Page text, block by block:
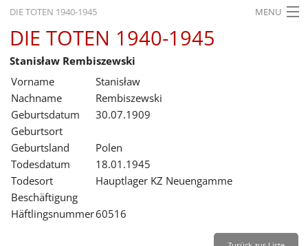
DIE TOTEN 1940-1945 MENU
STARTSEITE
AKTUELLES
AUSSTELLUNGEN
GESCHICHTE
BILDUNG
FORSCHUNG
SERVICE
Leichte Sprache
DIE TOTEN 1940-1945
Stanisław Rembiszewski
Vorname
Stanisław
Nachname
Rembiszewski
Geburtsdatum
30.07.1909
Geburtsort
Geburtsland
Polen
Todesdatum
18.01.1945
Todesort
Hauptlager KZ Neuengamme
Beschäftigung
Häftlingsnummer60516